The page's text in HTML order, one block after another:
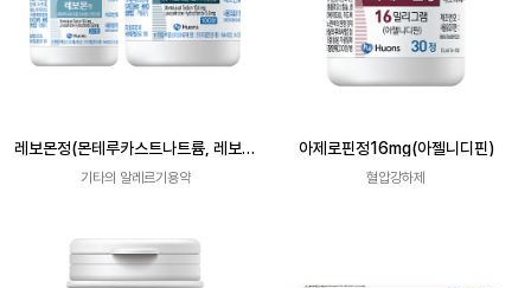
레보몬정(몬테루카스트나트륨, 레보세
기타의 알레르기용약
아제로핀정16mg(아젤니디핀)
혈압강하제